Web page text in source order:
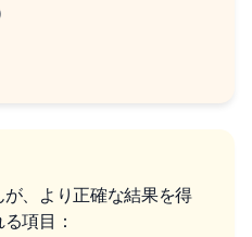
、より正確な結果を得
項目：